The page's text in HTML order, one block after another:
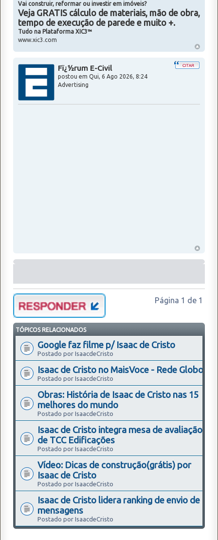
Vai construir, reformar ou investir em imóveis?
Veja GRATIS cálculo de materiais, mão de obra,
tempo de execução de parede e muito +.
Tudo na Plataforma XIC3™
www.xic3.com
Fï¿½rum E-Civil
postou em Qui, 6 Ago 2026, 8:24
Advertising
Página 1 de 1
TÓPICOS RELACIONADOS
Google faz filme p/ Isaac de Cristo
Postado por IsaacdeCristo
Isaac de Cristo no MaisVoce - Rede Globo
Postado por IsaacdeCristo
Obras: História de Isaac de Cristo nas 15
melhores do mundo
Postado por IsaacdeCristo
Isaac de Cristo integra mesa de avaliação
de TCC Edificações
Postado por IsaacdeCristo
Vídeo: Dicas de construção(grátis) por
Isaac de Cristo
Postado por IsaacdeCristo
Isaac de Cristo lidera ranking de envio de
mensagens
Postado por IsaacdeCristo